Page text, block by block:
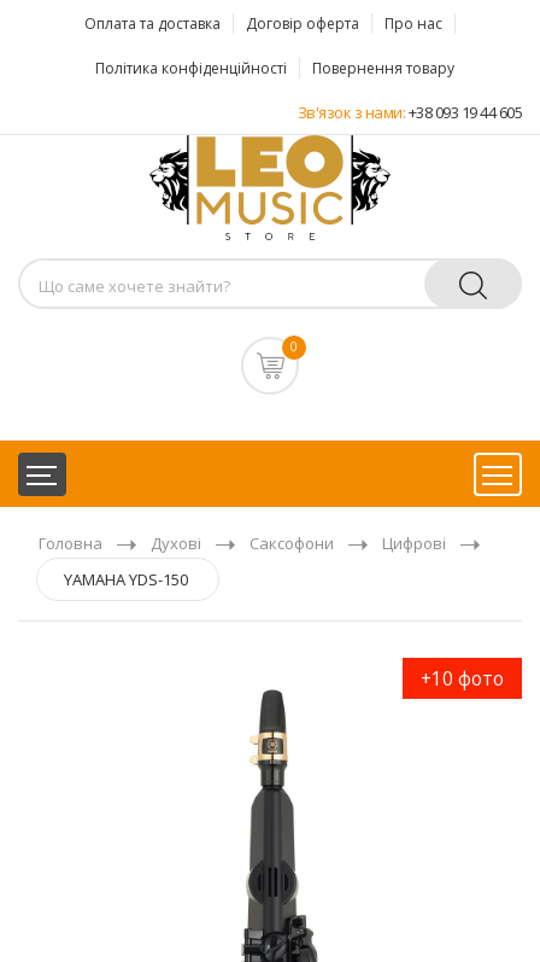
Оплата та доставка Договір оферта Про нас
Політика конфіденційності Повернення товару
Зв'язок з нами:+38 093 19 44 605
0
Головна Духові Саксофони
Цифрові
YAMAHA YDS-150
+10 фото